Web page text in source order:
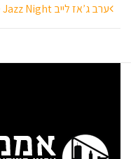
ניווט
ערב ג’אז לייב Live Jazz Night